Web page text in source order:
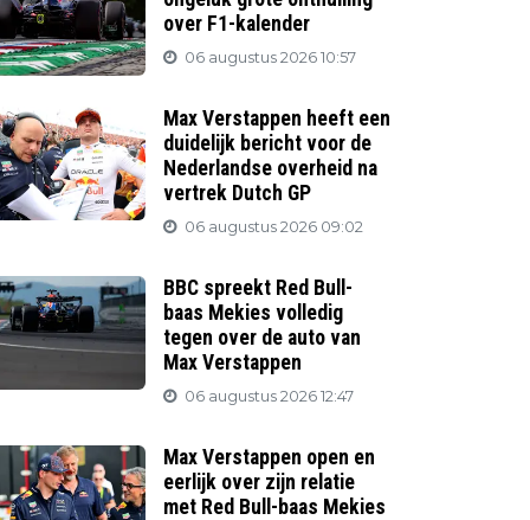
over F1-kalender
06 augustus 2026 10:57
Max Verstappen heeft een
duidelijk bericht voor de
Nederlandse overheid na
vertrek Dutch GP
06 augustus 2026 09:02
BBC spreekt Red Bull-
baas Mekies volledig
tegen over de auto van
Max Verstappen
06 augustus 2026 12:47
Max Verstappen open en
eerlijk over zijn relatie
met Red Bull-baas Mekies